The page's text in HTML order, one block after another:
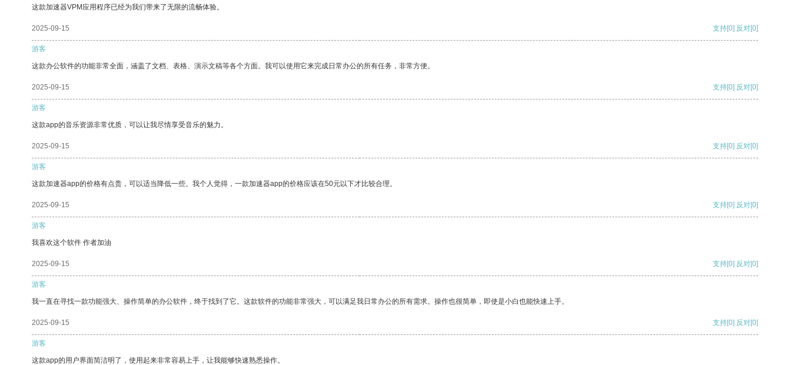
这款加速器VPM应用程序已经为我们带来了无限的流畅体验。
2025-09-15 支持[0] 反对[0]
游客
这款办公软件的功能非常全面，涵盖了文档、表格、演示文稿等各个方面。我可以使用它来完成日常办公的所有任务，非常方便。
2025-09-15 支持[0] 反对[0]
游客
这款app的音乐资源非常优质，可以让我尽情享受音乐的魅力。
2025-09-15 支持[0] 反对[0]
游客
这款加速器app的价格有点贵，可以适当降低一些。我个人觉得，一款加速器app的价格应该在50元以下才比较合理。
2025-09-15 支持[0] 反对[0]
游客
我喜欢这个软件 作者加油
2025-09-15 支持[0] 反对[0]
游客
我一直在寻找一款功能强大、操作简单的办公软件，终于找到了它。这款软件的功能非常强大，可以满足我日常办公的所有需求。操作也很简单，即使是小白也能快速上手。
2025-09-15 支持[0] 反对[0]
游客
这款app的用户界面简洁明了，使用起来非常容易上手，让我能够快速熟悉操作。